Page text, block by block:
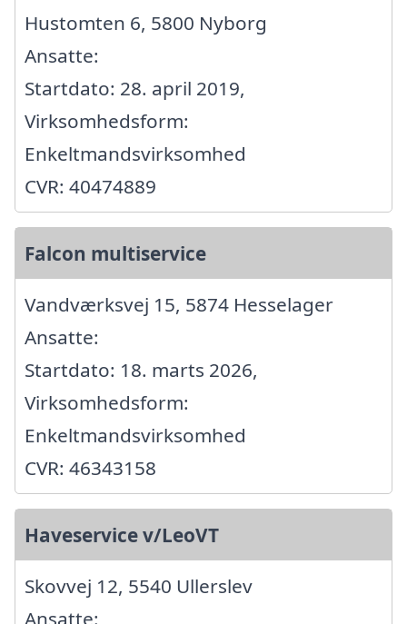
Hustomten 6, 5800 Nyborg
Ansatte:
Startdato: 28. april 2019,
Virksomhedsform:
Enkeltmandsvirksomhed
CVR: 40474889
Falcon multiservice
Vandværksvej 15, 5874 Hesselager
Ansatte:
Startdato: 18. marts 2026,
Virksomhedsform:
Enkeltmandsvirksomhed
CVR: 46343158
Haveservice v/LeoVT
Skovvej 12, 5540 Ullerslev
Ansatte: